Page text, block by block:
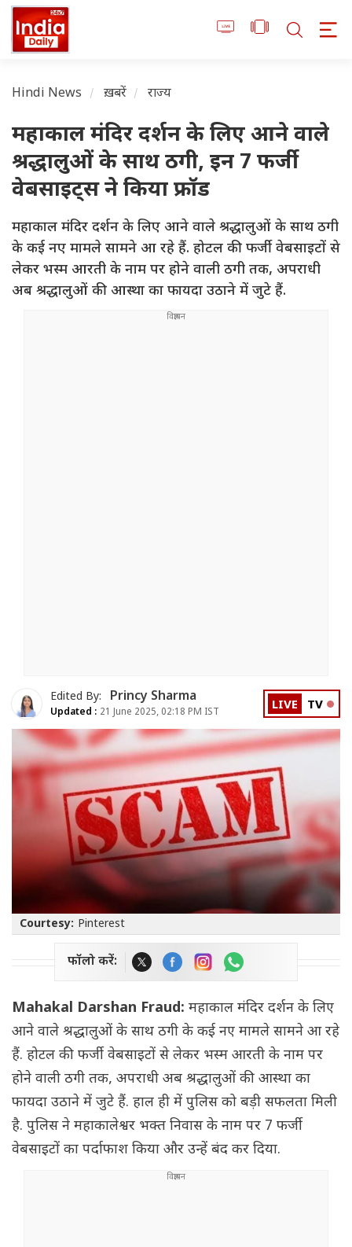
Hindi News ख़बरें राज्य
महाकाल मंदिर दर्शन के लिए आने वाले
श्रद्धालुओं के साथ ठगी, इन 7 फर्जी
वेबसाइट्स ने किया फ्रॉड
महाकाल मंदिर दर्शन के लिए आने वाले श्रद्धालुओं के साथ ठगी
के कई नए मामले सामने आ रहे हैं. होटल की फर्जी वेबसाइटों से
लेकर भस्म आरती के नाम पर होने वाली ठगी तक, अपराधी
अब श्रद्धालुओं की आस्था का फायदा उठाने में जुटे हैं.
Edited By: Princy Sharma
Updated : 21 June 2025, 02:18 PM IST LIVE TV
Courtesy: Pinterest
फॉलो करें:
Mahakal Darshan Fraud: महाकाल मंदिर दर्शन के लिए
आने वाले श्रद्धालुओं के साथ ठगी के कई नए मामले सामने आ रहे
हैं. होटल की फर्जी वेबसाइटों से लेकर भस्म आरती के नाम पर
होने वाली ठगी तक, अपराधी अब श्रद्धालुओं की आस्था का
फायदा उठाने में जुटे हैं. हाल ही में पुलिस को बड़ी सफलता मिली
है. पुलिस ने महाकालेश्वर भक्त निवास के नाम पर 7 फर्जी
वेबसाइटों का पर्दाफाश किया और उन्हें बंद कर दिया.